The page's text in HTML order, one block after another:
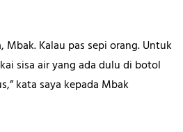
Mbak. Kalau pas sepi orang. Untuk
sisa air yang ada dulu di botol
kata saya kepada Mbak